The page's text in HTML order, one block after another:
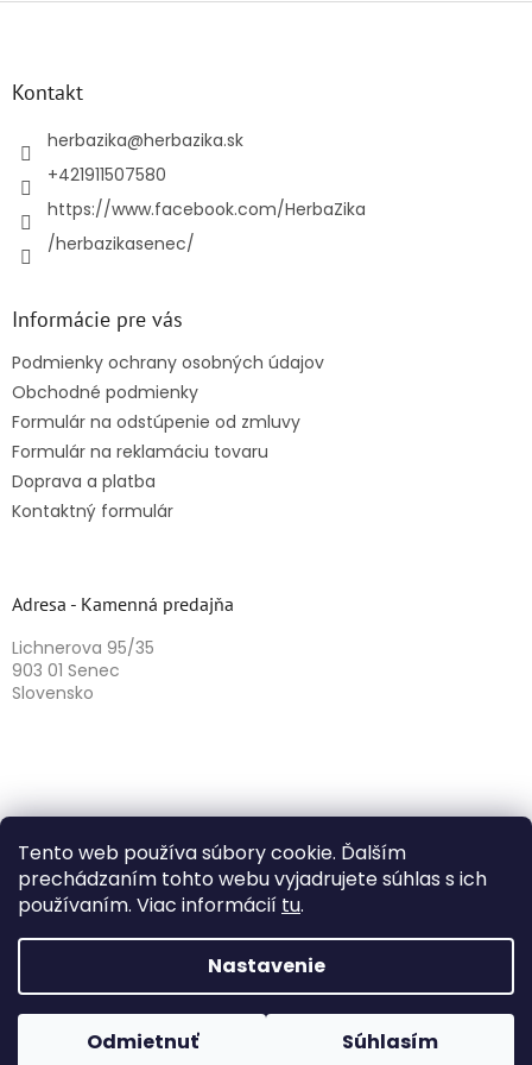
Tento web používa súbory cookie. Ďalším
prechádzaním tohto webu vyjadrujete súhlas s ich
používaním. Viac informácií tu.
Nastavenie
Odmietnuť Súhlasím
Kontakt
herbazika@herbazika.sk
+421911507580
https://www.facebook.com/HerbaZika
/herbazikasenec/
Informácie pre vás
Podmienky ochrany osobných údajov
Obchodné podmienky
Formulár na odstúpenie od zmluvy
Formulár na reklamáciu tovaru
Doprava a platba
Kontaktný formulár
Adresa - Kamenná predajňa
Lichnerova 95/35
903 01 Senec
Slovensko
Copyright 2026Herbazika. Všetky práva vyhradené.
Upraviť nastavenie cookies